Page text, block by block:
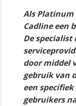
Als Platinum
Cadline een
De
door middel
gebruik van
een
gebruikers